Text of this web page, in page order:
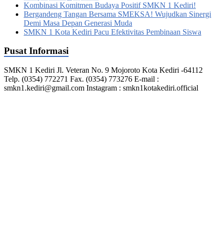
Kombinasi Komitmen Budaya Positif SMKN 1 Kediri!
Bergandeng Tangan Bersama SMEKSA! Wujudkan Sinergi
Demi Masa Depan Generasi Muda
SMKN 1 Kota Kediri Pacu Efektivitas Pembinaan Siswa
Pusat Informasi
SMKN 1 Kediri Jl. Veteran No. 9 Mojoroto Kota Kediri -64112
Telp. (0354) 772271 Fax. (0354) 773276 E-mail :
smkn1.kediri@gmail.com Instagram : smkn1kotakediri.official